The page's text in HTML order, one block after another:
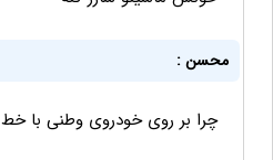
محسن :
چرا بر روی خودروی وطنی با